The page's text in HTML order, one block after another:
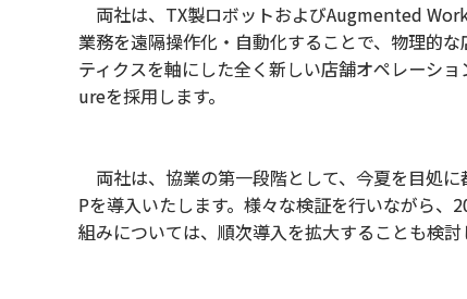
両社は、TX製ロボットおよびAugmented
業務を遠隔操作化・自動化することで、物理的
ティクスを軸にした全く新しい店舗オペレーシ
ureを採用します。
両社は、協業の第一段階として、今夏を目処
Pを導入いたします。様々な検証を行いながら
組みについては、順次導入を拡大することも検討